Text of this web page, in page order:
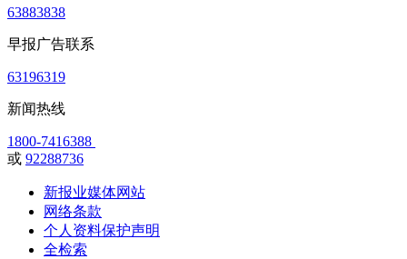
63883838
早报广告联系
63196319
新闻热线
1800-7416388
或 92288736
新报业媒体网站
网络条款
个人资料保护声明
全检索